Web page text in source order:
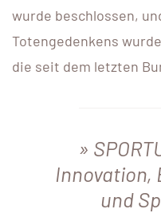
wurde beschlossen,
Totengedenkens
die seit dem letzten
Innovation,
und